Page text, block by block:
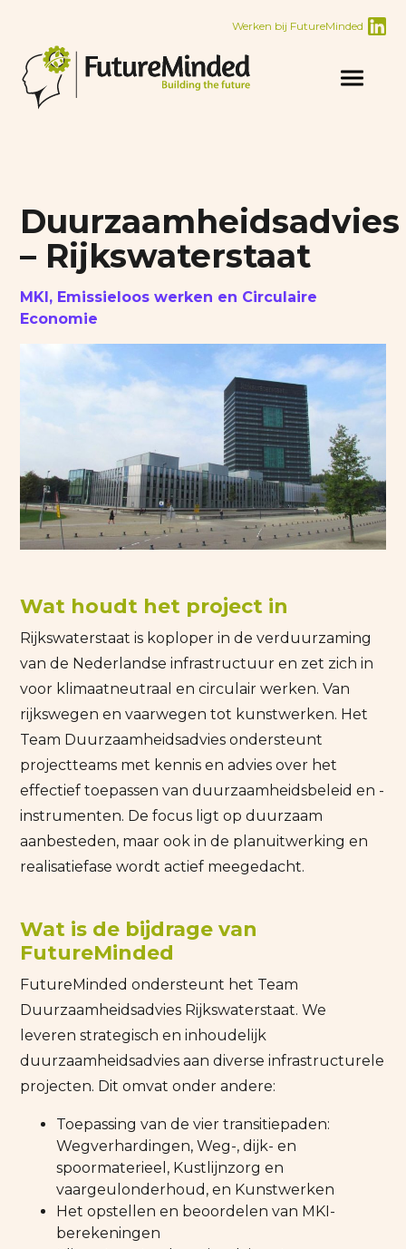
Werken bij FutureMinded
Duurzaamheidsadvies
– Rijkswaterstaat
MKI, Emissieloos werken en Circulaire
Economie
Wat houdt het project in
Rijkswaterstaat is koploper in de verduurzaming
van de Nederlandse infrastructuur en zet zich in
voor klimaatneutraal en circulair werken. Van
rijkswegen en vaarwegen tot kunstwerken. Het
Team Duurzaamheidsadvies ondersteunt
projectteams met kennis en advies over het
effectief toepassen van duurzaamheidsbeleid en -
instrumenten. De focus ligt op duurzaam
aanbesteden, maar ook in de planuitwerking en
realisatiefase wordt actief meegedacht.
Wat is de bijdrage van
FutureMinded
FutureMinded ondersteunt het Team
Duurzaamheidsadvies Rijkswaterstaat. We
leveren strategisch en inhoudelijk
duurzaamheidsadvies aan diverse infrastructurele
projecten. Dit omvat onder andere:
Toepassing van de vier transitiepaden:
Wegverhardingen, Weg-, dijk- en
spoormaterieel, Kustlijnzorg en
vaargeulonderhoud, en Kunstwerken
Het opstellen en beoordelen van MKI-
berekeningen